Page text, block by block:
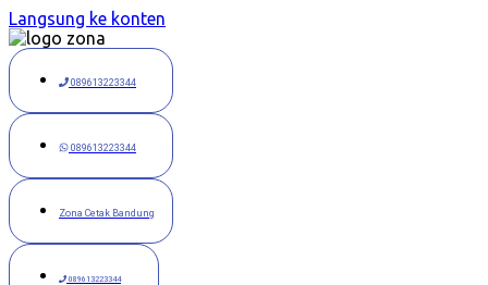
Langsung ke konten
089613223344
089613223344
Zona Cetak Bandung
089613223344